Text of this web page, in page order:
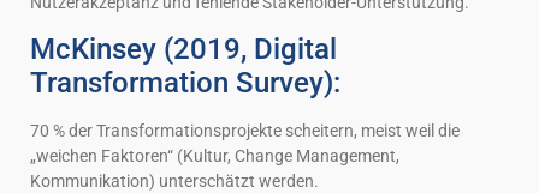
McKinsey (2019, Digital
Transformation Survey):
70 % der Transformationsprojekte scheitern, meist weil die
„weichen Faktoren“ (Kultur, Change Management,
Kommunikation) unterschätzt werden.